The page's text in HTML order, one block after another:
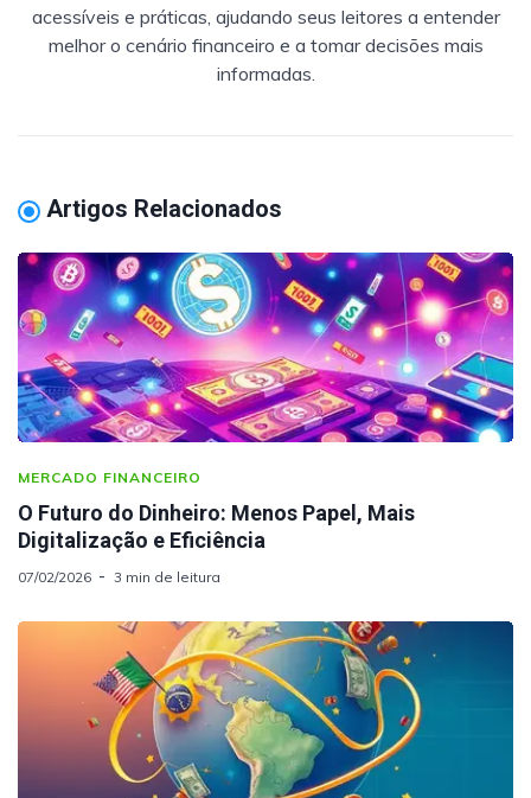
acessíveis e práticas, ajudando seus leitores a entender
melhor o cenário financeiro e a tomar decisões mais
informadas.
Artigos Relacionados
MERCADO FINANCEIRO
O Futuro do Dinheiro: Menos Papel, Mais
Digitalização e Eficiência
07/02/2026 3 min de leitura